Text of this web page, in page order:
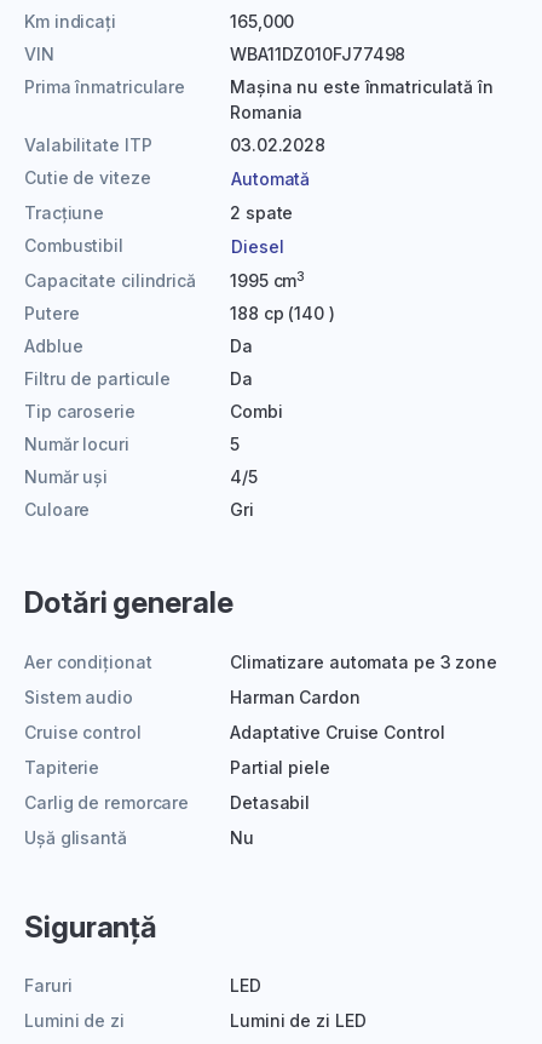
Km indicați
165,000
VIN
WBA11DZ010FJ77498
Prima înmatriculare
Mașina nu este înmatriculată în
Romania
Valabilitate ITP
03.02.2028
Cutie de viteze
Automată
Tracțiune
2 spate
Combustibil
Diesel
Capacitate cilindrică
1995 cm3
Putere
188 cp (140 )
Adblue
Da
Filtru de particule
Da
Tip caroserie
Combi
Număr locuri
5
Număr uși
4/5
Culoare
Gri
Dotări generale
Aer condiționat
Climatizare automata pe 3 zone
Sistem audio
Harman Cardon
Cruise control
Adaptative Cruise Control
Tapiterie
Partial piele
Carlig de remorcare
Detasabil
Ușă glisantă
Nu
Siguranță
Faruri
LED
Lumini de zi
Lumini de zi LED